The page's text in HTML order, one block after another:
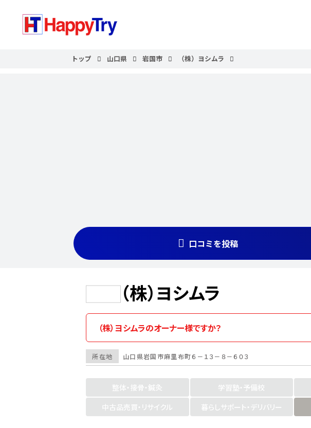
トップ 山口県 岩国市 （株）ヨシムラ
口コミを投稿
（株）ヨシムラ
（株）ヨシムラのオーナー様ですか？
所在地 山口県岩国市麻里布町６－１３－８－６０３
整体・接骨・鍼灸 学習塾・予備校
中古品売買・リサイクル
暮らしサポート・デリバリー